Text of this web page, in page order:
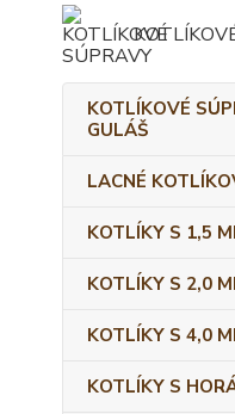
KOTLÍKOVÉ
GULÁŠ
LACNÉ
KOTLÍKY S 1,5
KOTLÍKY S 2,0
KOTLÍKY S 4,0
KOTLÍKY S